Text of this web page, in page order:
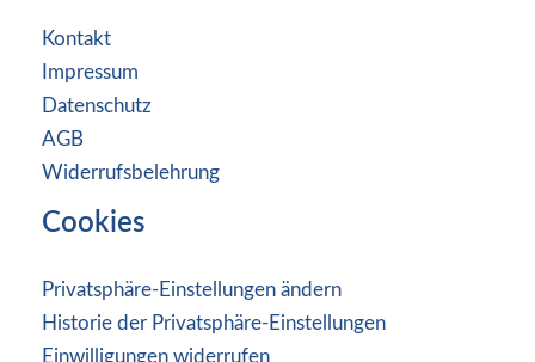
Kontakt
Impressum
Datenschutz
AGB
Widerrufsbelehrung
Cookies
Privatsphäre-Einstellungen ändern
Historie der Privatsphäre-Einstellungen
Einwilligungen widerrufen